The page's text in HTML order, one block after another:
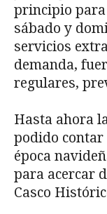
principio para
sábado y
servicios
demanda,
regulares,
Hasta ahora
podido contar
época
para acercar
Casco